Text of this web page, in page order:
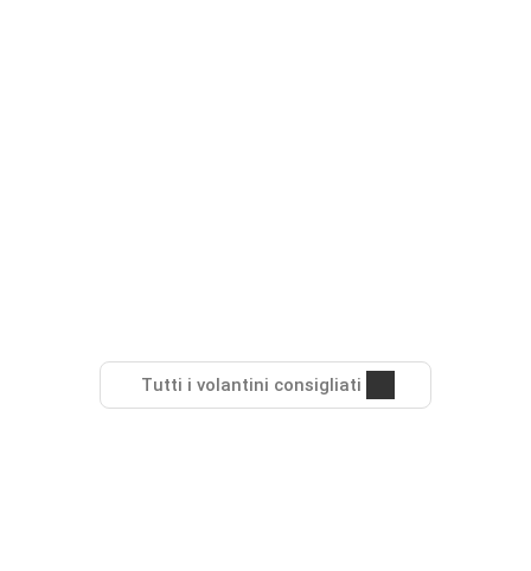
Tutti i volantini consigliati